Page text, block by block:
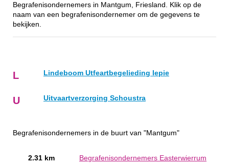
Begrafenisondernemers in Mantgum, Friesland. Klik op de
naam van een begrafenisondernemer om de gegevens te
bekijken.
L Lindeboom Utfeartbegelieding Iepie
U Uitvaartverzorging Schoustra
Begrafenisondernemers in de buurt van "Mantgum"
2.31 km
Begrafenisondernemers Easterwierrum